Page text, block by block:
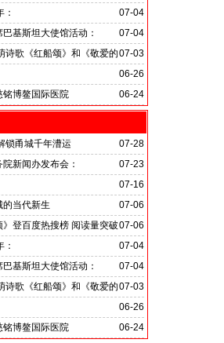
的传播困境
07-04
席巴基斯坦驻华大使馆举办“芒果
07-04
基斯坦大使馆活动：
职业技术教育与培训专题研讨会
07-03
诗歌《红船颂》和《敬爱的
歌唱》
06-26
06-24
铭博鳌国际医院
07-28
锁甬城千年漕运
07-23
新闻办发布会：
时期守好国门安全
07-16
巴“威风”护平安
07-06
的当代新生
07-06
登百度热搜榜 阅读量突破
的传播困境
07-04
席巴基斯坦驻华大使馆举办“芒果
07-04
基斯坦大使馆活动：
职业技术教育与培训专题研讨会
07-03
诗歌《红船颂》和《敬爱的
歌唱》
06-26
06-24
铭博鳌国际医院